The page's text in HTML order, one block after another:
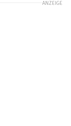
ANZEIGE